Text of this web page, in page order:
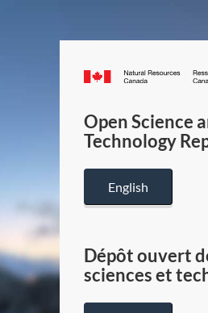
Open Science
Technology
English
Dépôt ouvert
sciences et